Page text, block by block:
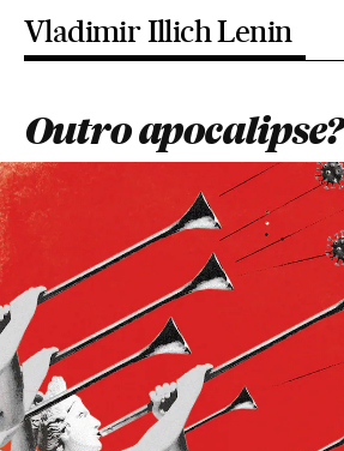
Vladimir Illich Lenin
Outro apocalipse?